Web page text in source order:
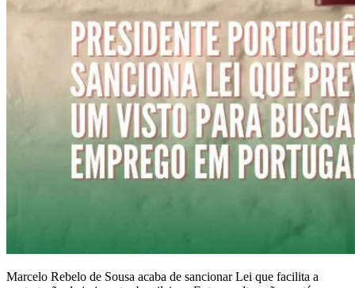
Marcelo Rebelo de Sousa acaba de sancionar Lei que facilita a